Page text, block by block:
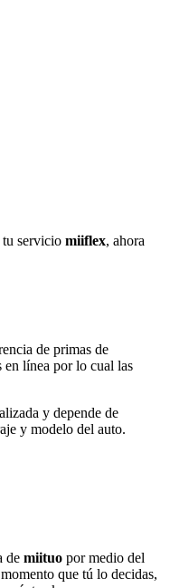
tu servicio miiflex, ahora
de primas de
en línea por lo cual las
y depende de
y modelo del auto.
de miituo por medio del
que tú lo decidas,